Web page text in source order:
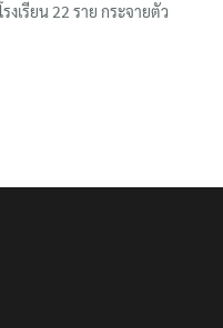
งเรียน 22 ราย กระจายตัว